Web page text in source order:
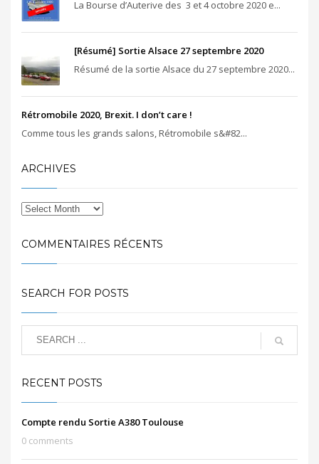
La Bourse d’Auterive des 3 et 4 octobre 2020 e...
[Résumé] Sortie Alsace 27 septembre 2020
Résumé de la sortie Alsace du 27 septembre 2020...
Rétromobile 2020, Brexit. I don’t care !
Comme tous les grands salons, Rétromobile s&#82...
ARCHIVES
COMMENTAIRES RÉCENTS
SEARCH FOR POSTS
RECENT POSTS
Compte rendu Sortie A380 Toulouse
0 comments